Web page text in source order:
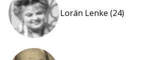
Lorán Lenke (24)